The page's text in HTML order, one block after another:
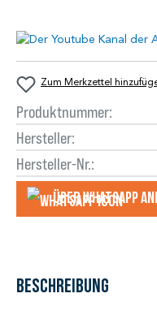
Zum Merkzettel
Produktnummer:
Hersteller:
Hersteller-Nr.:
Über WhatsApp
Beschreibung